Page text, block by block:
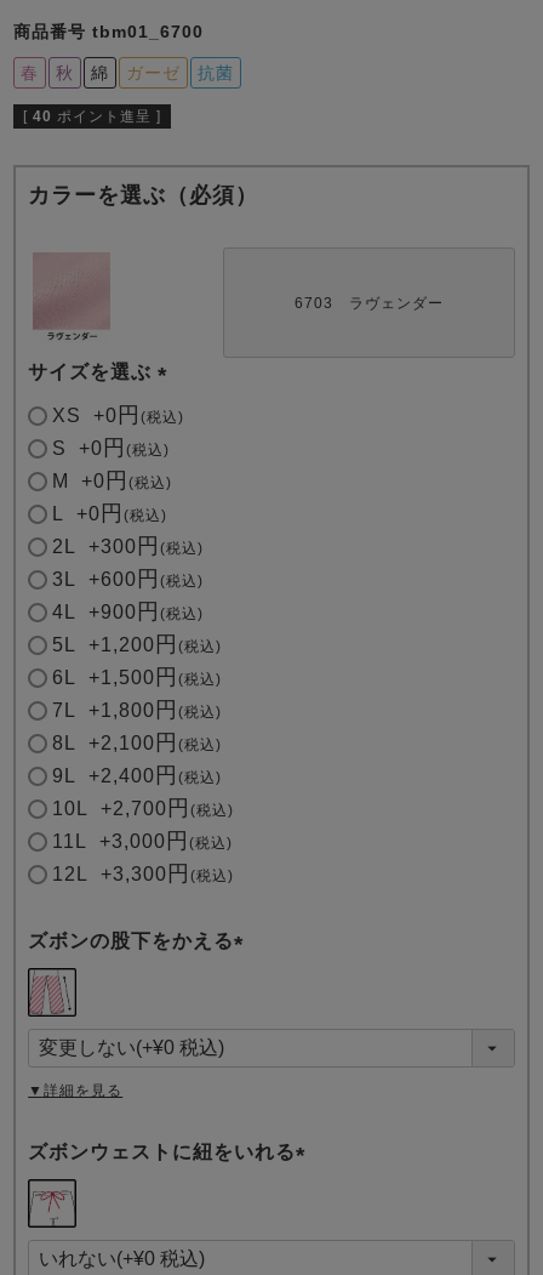
ガールズ上着
ガールズ
- Item Ranking -
すべてのデザインのパジャマ一覧はこちら
商品番号 tbm01_6700
春 秋 綿 ガーゼ 抗菌
[ 40 ポイント進呈 ]
カラーを選ぶ（必須）
6703 ラヴェンダー
サイズを選ぶ
(
)
XS +0 税込
S +0 税込
M +0 税込
+0 税込
2L +300 税込
3L +600 税込
4L +900 税込
5L +1,200 税込
6L +1,500 税込
7L +1,800 税込
8L +2,100 税込
9L +2,400 税込
10L +2,700 税込
11L +3,000 税込
12L +3,300 税込
ズボンの股下をかえる
須
)
▼詳細を見る
ズボンウェストに紐をいれる
須